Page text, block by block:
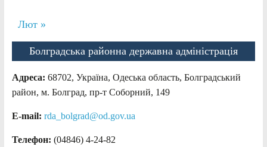
Лют »
Болградська районна державна адміністрація
Адреса: 68702, Україна, Одеська область, Болградський
район, м. Болград, пр-т Соборний, 149
E-mail: rda_bolgrad@od.gov.ua
Телефон: (04846) 4-24-82